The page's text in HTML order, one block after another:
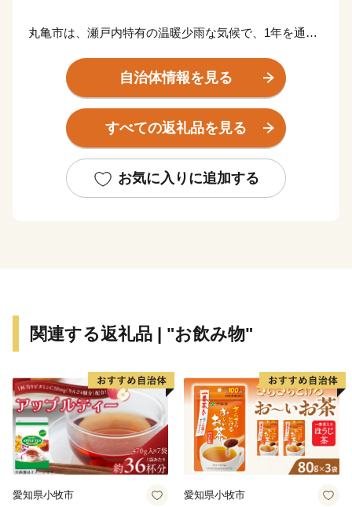
丸亀市は、瀬戸内特有の温暖少雨な気候で、1年を通じ
どかな田園風景など、自然と歴史文化が融合したまちで
す。高さ日本一の石垣の上に鎮座して400年の歴史を刻
む丸亀城は、丸亀市のシンボルでもあり、市民の憩いの
場にもなっています。
や特産品など多くの資源に恵まれており、中讃地域の中
心市として、さらなる成長を続けています。
自治体情報を見る
すべての返礼品を見る
お気に入りに追加する
関連する返礼品 | "お飲み物"
愛知県小牧市 愛知県小牧市